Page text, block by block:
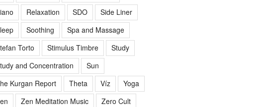
Relaxation SDO
Side Liner
Soothing
Spa and Massage
Torto
Stimulus Timbre
Study
and Concentration
Sun
Kurgan Report
Theta Víz
Yoga
Zen Meditation Music Zero Cult